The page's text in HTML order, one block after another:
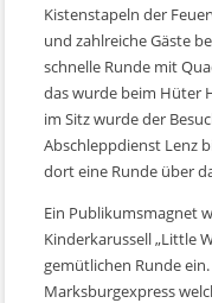
Kistenstapeln der
und zahlreiche Gäste
schnelle Runde mit
das wurde beim Hüter
im Sitz wurde der
Abschleppdienst Lenz
dort eine Runde über
Ein Publikumsmagnet
Kinderkarussell „Little
gemütlichen Runde
Marksburgexpress